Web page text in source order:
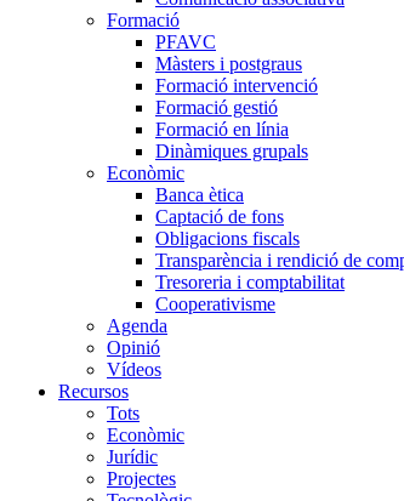
Formació
PFAVC
Màsters i postgraus
Formació intervenció
Formació gestió
Formació en línia
Dinàmiques grupals
Econòmic
Banca ètica
Captació de fons
Obligacions fiscals
Transparència i rendició de
Tresoreria i comptabilitat
Cooperativisme
Agenda
Opinió
Vídeos
Recursos
Tots
Econòmic
Jurídic
Projectes